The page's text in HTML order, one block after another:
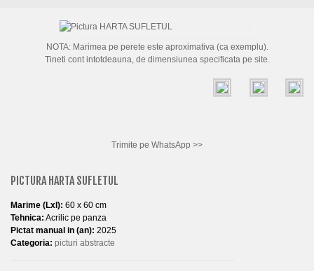
Abstracte
Natura Statica
Orase-Rurale
Animale
NOTA: Marimea pe perete este aproximativa (ca exemplu).
Tineti cont intotdeauna, de dimensiunea specificata pe site.
Trimite pe WhatsApp >>
PICTURA HARTA SUFLETUL
Marime (LxI): 60 x 60 cm
Tehnica: Acrilic pe panza
Pictat manual in (an): 2025
Categoria: picturi abstracte